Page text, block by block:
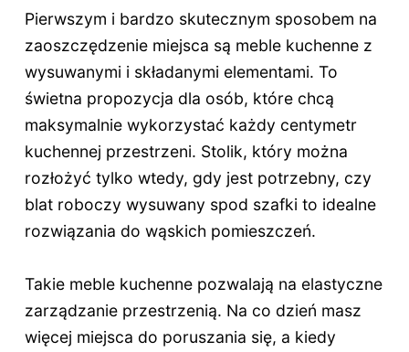
Pierwszym i bardzo skutecznym sposobem na
zaoszczędzenie miejsca są meble kuchenne z
wysuwanymi i składanymi elementami. To
świetna propozycja dla osób, które chcą
maksymalnie wykorzystać każdy centymetr
kuchennej przestrzeni. Stolik, który można
rozłożyć tylko wtedy, gdy jest potrzebny, czy
blat roboczy wysuwany spod szafki to idealne
rozwiązania do wąskich pomieszczeń.
Takie meble kuchenne pozwalają na elastyczne
zarządzanie przestrzenią. Na co dzień masz
więcej miejsca do poruszania się, a kiedy